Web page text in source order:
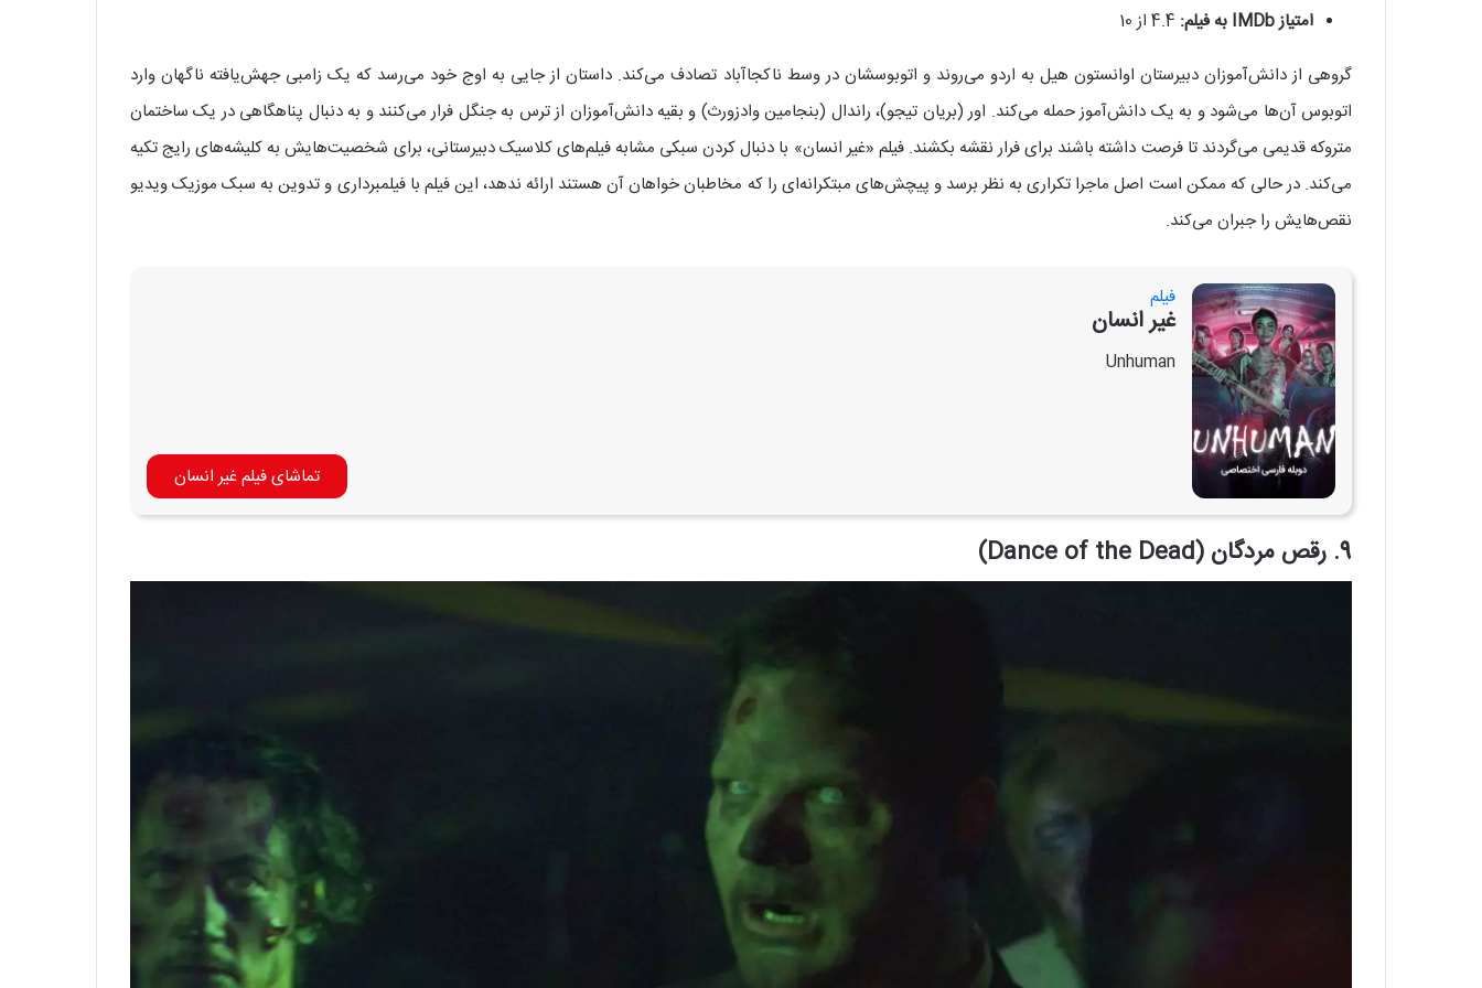
امتیاز IMDb به فیلم:
گروهی از دانش‌آموزان دبیرستان اوانستون هیل به اردو می‌روند و اتوبوسشان در وسط ناکجاآباد تصادف می‌کند. داستان از جایی به اوج خود می‌رسد که یک زامبی جهش‌یافته ناگهان وارد
اتوبوس آن‌ها می‌شود و به یک دانش‌آموز حمله می‌کند. اور (بریان تیجو)، راندال (بنجامین وادزورث) و بقیه دانش‌آموزان از ترس به جنگل فرار می‌کنند و به دنبال پناهگاهی در یک ساختمان
متروکه قدیمی می‌گردند تا فرصت داشته باشند برای فرار نقشه بکشند. فیلم «غیر انسان» با دنبال کردن سبکی مشابه فیلم‌های کلاسیک دبیرستانی، برای شخصیت‌هایش به کلیشه‌های رایج تکیه
می‌کند. در حالی که ممکن است اصل ماجرا تکراری به نظر برسد و پیچش‌های مبتکرانه‌ای را که مخاطبان خواهان آن هستند ارائه ندهد، این فیلم با فیلمبرداری و تدوین به سبک موزیک ویدیو
نقص‌هایش را جبران می‌کند.
فیلم
غیر انسان
Unhuman
تماشای فیلم غیر انسان
9. رقص مردگان (Dance of the Dead)